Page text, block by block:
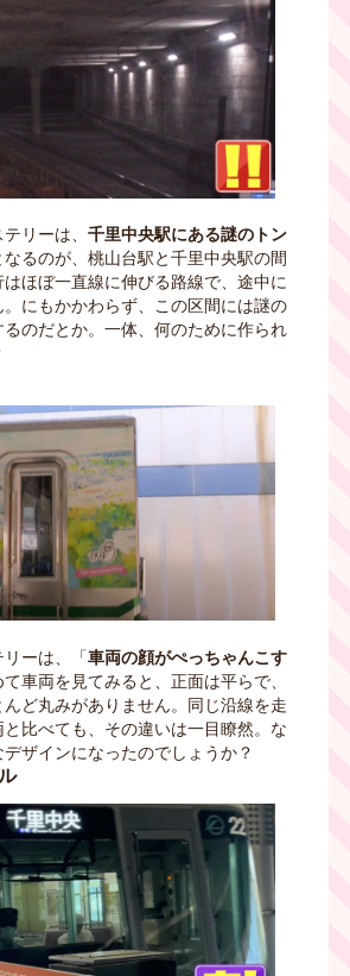
リーは、 千里中央駅にある謎のトン
るのが、桃山台駅と千里中央駅の間
ほぼ一直線に伸びる路線で、途中に
にもかかわらず、この区間には謎の
るのだとか。一体、何のために作られ
ーは、「車両の顔がぺっちゃんこす
て車両を見てみると、正面は平らで、
ど丸みがありません。同じ沿線を走
比べても、その違いは一目瞭然。な
ザインになったのでしょうか？